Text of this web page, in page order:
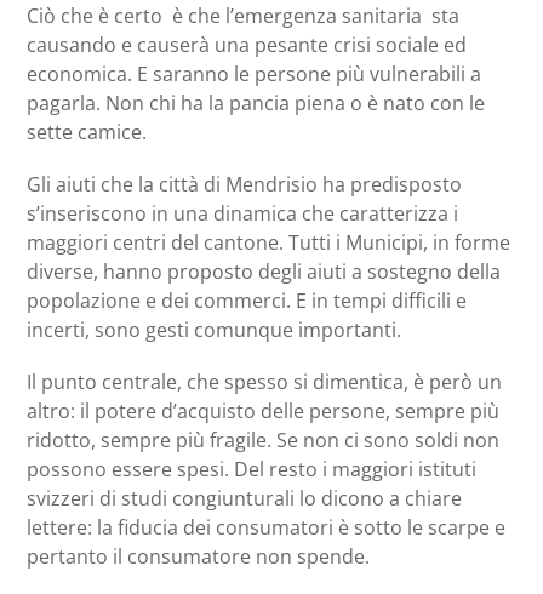
Ciò che è certo è che l’emergenza sanitaria sta
causando e causerà una pesante crisi sociale ed
economica. E saranno le persone più vulnerabili a
pagarla. Non chi ha la pancia piena o è nato con le
sette camice.
Gli aiuti che la città di Mendrisio ha predisposto
s’inseriscono in una dinamica che caratterizza i
maggiori centri del cantone. Tutti i Municipi, in forme
diverse, hanno proposto degli aiuti a sostegno della
popolazione e dei commerci. E in tempi difficili e
incerti, sono gesti comunque importanti.
Il punto centrale, che spesso si dimentica, è però un
altro: il potere d’acquisto delle persone, sempre più
ridotto, sempre più fragile. Se non ci sono soldi non
possono essere spesi. Del resto i maggiori istituti
svizzeri di studi congiunturali lo dicono a chiare
lettere: la fiducia dei consumatori è sotto le scarpe e
pertanto il consumatore non spende.